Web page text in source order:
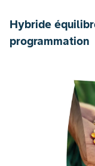
Hybride
programmation